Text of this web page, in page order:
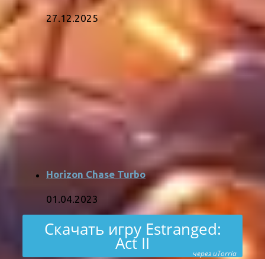
27.12.2025
Horizon Chase Turbo
01.04.2023
Скачать игру Estranged:
Act II через uTorria